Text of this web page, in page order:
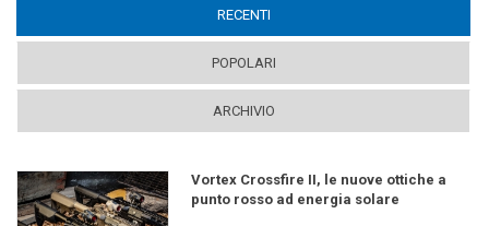
RECENTI
POPOLARI
ARCHIVIO
Vortex Crossfire II, le nuove ottiche a
punto rosso ad energia solare